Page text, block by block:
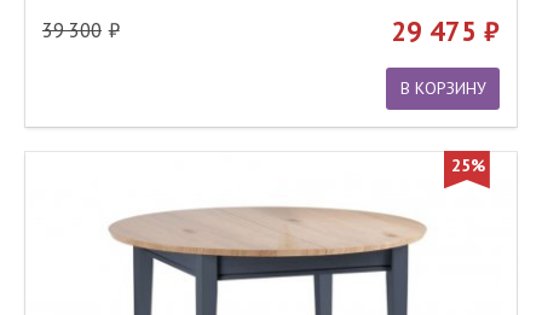
39 300 29 475
В КОРЗИНУ
25%